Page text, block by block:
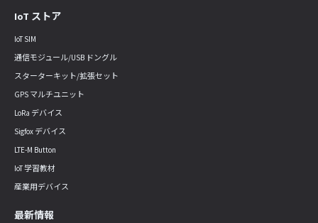
IoT ストア
IoT SIM
通信モジュール/USB ドングル
スターターキット/拡張セット
GPS マルチユニット
LoRa デバイス
Sigfox デバイス
LTE-M Button
IoT 学習教材
産業用デバイス
最新情報